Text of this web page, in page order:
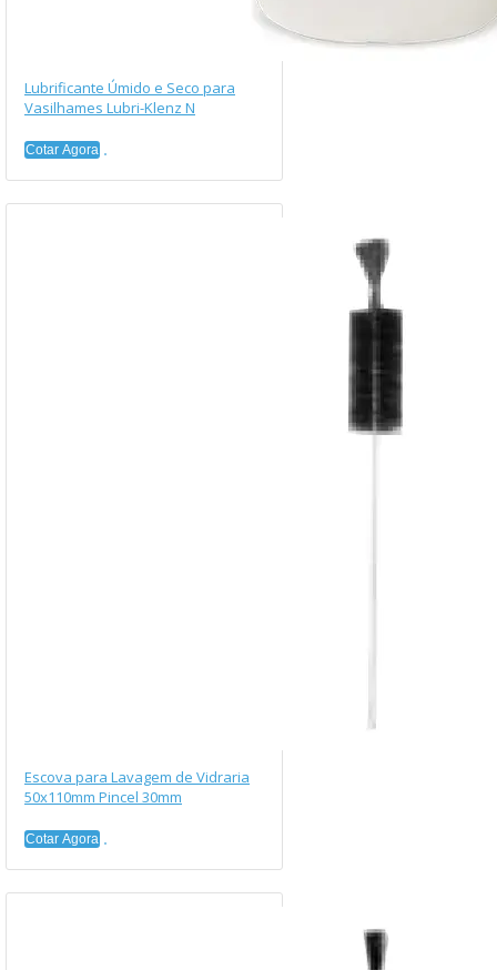
Lubrificante Úmido e Seco para
Vasilhames Lubri-Klenz N
Cotar Agora
Escova para Lavagem de Vidraria
50x110mm Pincel 30mm
Cotar Agora